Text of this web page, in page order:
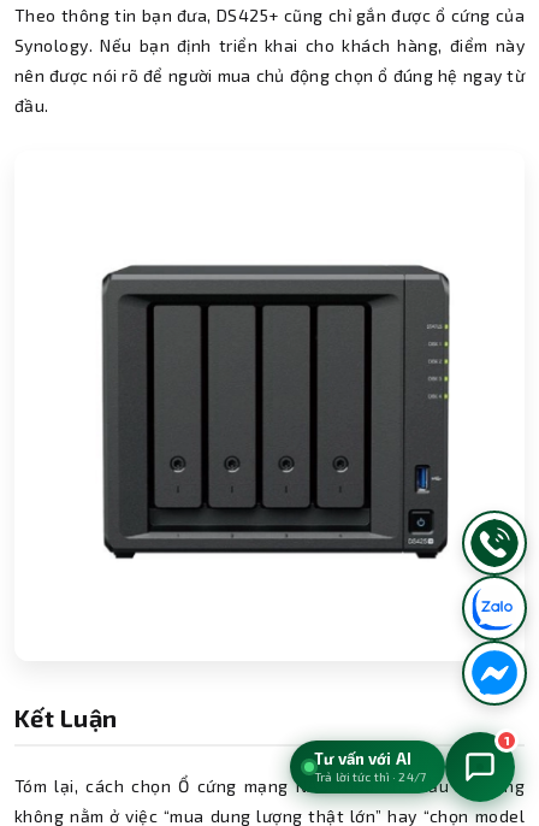
Theo thông tin bạn đưa, DS425+ cũng chỉ gắn được ổ cứng của
Synology. Nếu bạn định triển khai cho khách hàng, điểm này
nên được nói rõ để người mua chủ động chọn ổ đúng hệ ngay từ
đầu.
Kết Luận
Tóm lại, cách chọn Ổ cứng mạng NAS theo nhu cầu sử dụng
không nằm ở việc “mua dung lượng thật lớn” hay “chọn model
Thành Nhân TNC
Trợ lý AI • Phản hồi tức thì
Tư vấn với AI
Trả lời tức thì · 24/7
1